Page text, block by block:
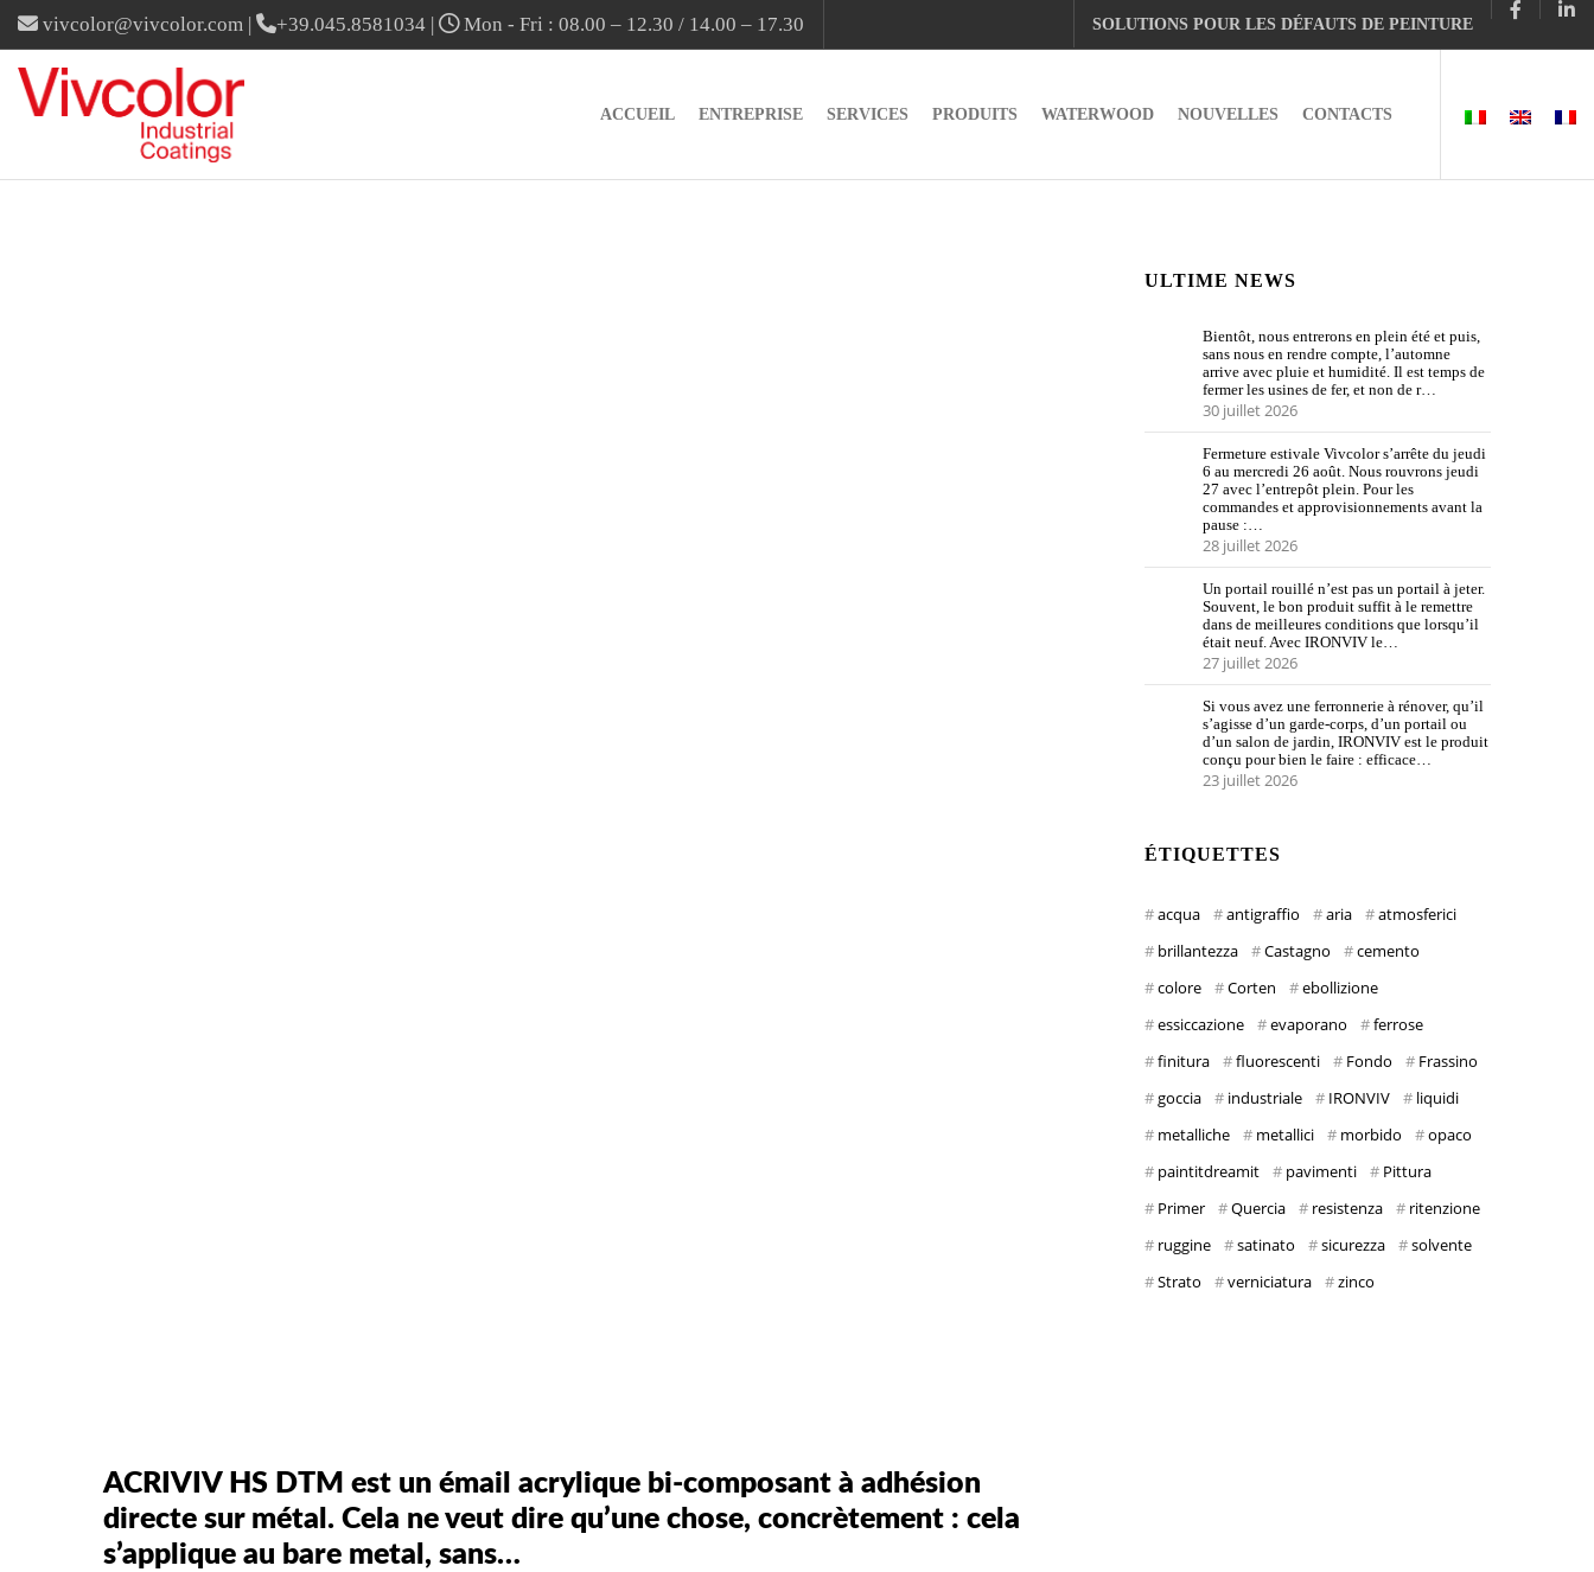
vivcolor@vivcolor.com | +39.045.8581034 | Mon - Fri : 08.00 – 12.30 / 14.00 – 17.30 SOLUTIONS POUR LES DÉFAUTS DE PEINTURE
ACCUEIL ENTREPRISE SERVICES PRODUITS WATERWOOD NOUVELLES CONTACTS
ACRIVIV HS DTM est un émail acrylique bi-composant à adhésion
directe sur métal. Cela ne veut dire qu’une chose, concrètement : cela
s’applique au bare metal, sans…
ULTIME NEWS
Bientôt, nous entrerons en plein été et puis,
sans nous en rendre compte, l’automne
arrive avec pluie et humidité. Il est temps de
fermer les usines de fer, et non de r…
30 juillet 2026
Fermeture estivale Vivcolor s’arrête du jeudi
6 au mercredi 26 août. Nous rouvrons jeudi
27 avec l’entrepôt plein. Pour les
commandes et approvisionnements avant la
pause :…
28 juillet 2026
Un portail rouillé n’est pas un portail à jeter.
Souvent, le bon produit suffit à le remettre
dans de meilleures conditions que lorsqu’il
était neuf. Avec IRONVIV le…
27 juillet 2026
Si vous avez une ferronnerie à rénover, qu’il
s’agisse d’un garde-corps, d’un portail ou
d’un salon de jardin, IRONVIV est le produit
conçu pour bien le faire : efficace…
23 juillet 2026
ÉTIQUETTES
acqua antigraffio aria
atmosferici
brillantezza
Castagno
cemento
colore
Corten
ebollizione
essiccazione
evaporano
ferrose
finitura
fluorescenti Fondo
Frassino
goccia
industriale IRONVIV
liquidi
metalliche
metallici morbido
opaco
paintitdreamit
pavimenti
Pittura
Primer
Quercia resistenza
ritenzione
ruggine
satinato sicurezza
solvente
Strato
verniciatura zinco